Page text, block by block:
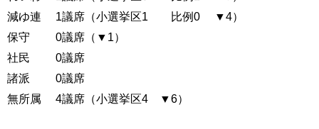
減ゆ連 1議席（小選挙区1 比例0 ▼4）
保守 0議席（▼1）
社民 0議席
諸派 0議席
無所属 4議席（小選挙区4 ▼6）